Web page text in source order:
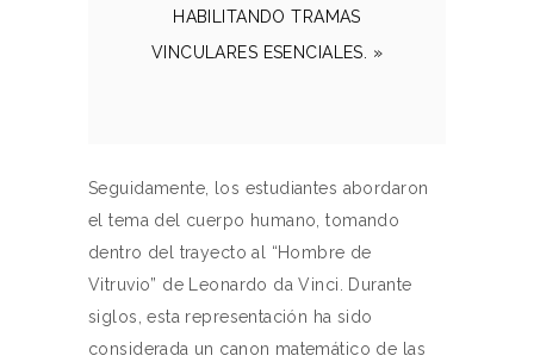
HABILITANDO TRAMAS
VINCULARES ESENCIALES. »
Seguidamente, los estudiantes abordaron
el tema del cuerpo humano, tomando
dentro del trayecto al “Hombre de
Vitruvio” de Leonardo da Vinci. Durante
siglos, esta representación ha sido
considerada un canon matemático de las